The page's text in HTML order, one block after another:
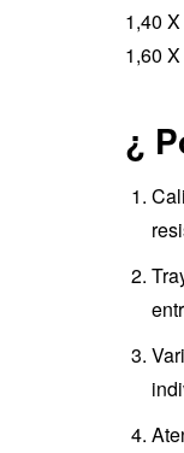
1,40
1,60
¿